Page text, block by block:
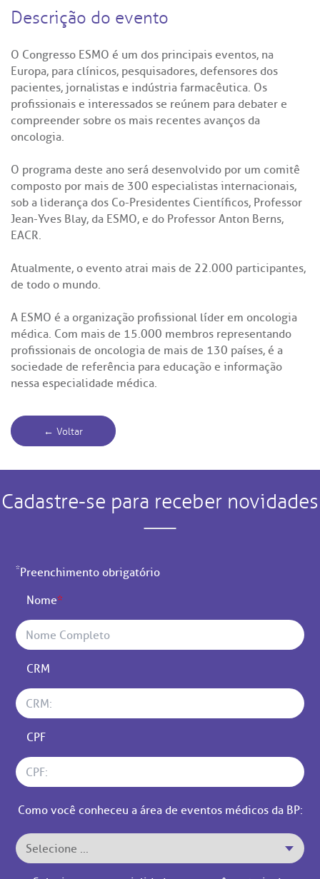
Descrição do evento
O Congresso ESMO é um dos principais eventos, na
Europa, para clínicos, pesquisadores, defensores dos
pacientes, jornalistas e indústria farmacêutica. Os
profissionais e interessados se reúnem para debater e
compreender sobre os mais recentes avanços da
oncologia.
O programa deste ano será desenvolvido por um comitê
composto por mais de 300 especialistas internacionais,
sob a liderança dos Co-Presidentes Científicos, Professor
Jean-Yves Blay, da ESMO, e do Professor Anton Berns,
EACR.
Atualmente, o evento atrai mais de 22.000 participantes,
de todo o mundo.
A ESMO é a organização profissional líder em oncologia
médica. Com mais de 15.000 membros representando
profissionais de oncologia de mais de 130 países, é a
sociedade de referência para educação e informação
nessa especialidade médica.
← Voltar
Cadastre-se para receber novidades
*Preenchimento obrigatório
Nome*
CRM
CPF
Como você conheceu a área de eventos médicos da BP: